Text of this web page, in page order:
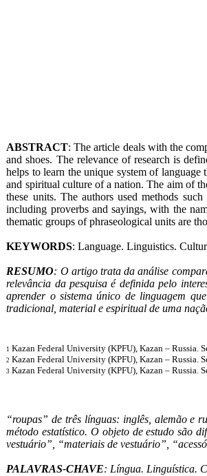
ABSTRACT: The article deals with the
and shoes. The relevance of research is
helps to learn the unique system of
and spiritual culture of a nation. The aim of
these units. The authors used methods
including proverbs and sayings, with the
thematic groups of phraseological units are
KEYWORDS: Language. Linguistics.
RESUMO: O artigo trata da análise
relevância da pesquisa é definida pelo
aprender o sistema único de linguagem
tradicional, material e espiritual de uma
1 Kazan Federal University (KPFU), Kazan –
2 Kazan Federal University (KPFU), Kazan –
3 Kazan Federal University (KPFU), Kazan –
“roupas” de três línguas: inglês, alemão e
método estatístico. O objeto de estudo são
vestuário”, “materiais de vestuário”,
PALAVRAS-CHAVE: Língua. Linguística.